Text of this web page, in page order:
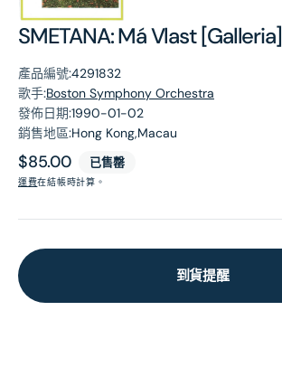
SMETANA: Má Vlast [Galleria]
產品編號:4291832
歌手:Boston Symphony Orchestra
發佈日期:1990-01-02
銷售地區:Hong Kong,Macau
原
價
$85.00 已售罄
運費在結帳時計算。
到貨提醒